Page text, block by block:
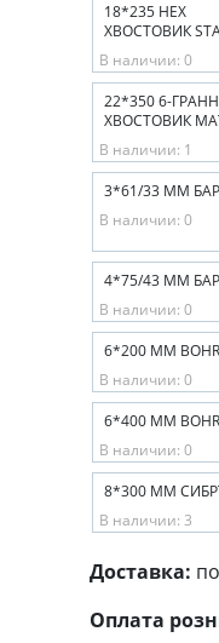
18*235 HEX
ХВОСТОВИК
В наличии: 0
22*350 6-
ХВОСТОВИК
В наличии: 1
3*61/33 ММ
В наличии: 0
4*75/43 ММ
В наличии: 0
6*200 ММ
В наличии: 0
6*400 ММ
В наличии: 0
8*300 ММ
В наличии: 3
Доставка:
Оплата